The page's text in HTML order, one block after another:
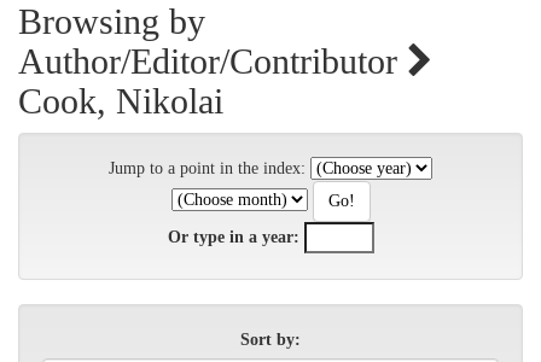
Browsing by
Author/Editor/Contributor
Cook, Nikolai
Jump to a point in the index:
Or type in a year:
Sort by: